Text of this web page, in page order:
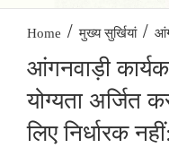
Home / मुख्य सुर्खियां /
आंगनवाड़ी
योग्यता अर्जित
लिए निर्धारक